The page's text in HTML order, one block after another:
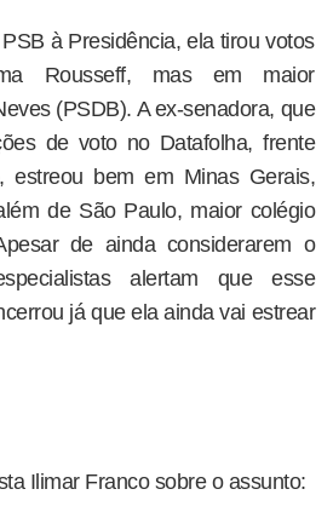
à Presidência, ela tirou votos
Rousseff, mas em maior
(PSDB). A ex-senadora, que
de voto no Datafolha, frente
estreou bem em Minas Gerais,
de São Paulo, maior colégio
de ainda considerarem o
alertam que esse
já que ela ainda vai estrear
Ilimar Franco sobre o assunto: